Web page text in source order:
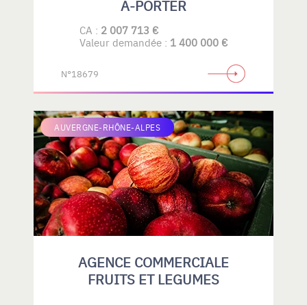
A-PORTER
CA : 2 007 713 €
Valeur demandée : 1 400 000 €
N°18679
AUVERGNE-RHÔNE-ALPES
AGENCE COMMERCIALE
FRUITS ET LEGUMES